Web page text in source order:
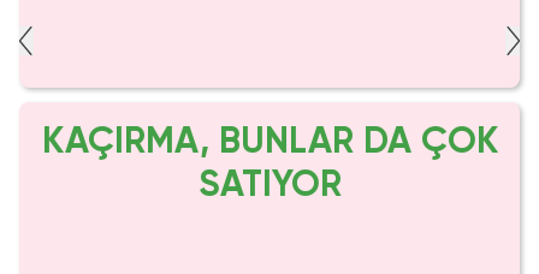
KAÇIRMA, BUNLAR DA ÇOK
SATIYOR